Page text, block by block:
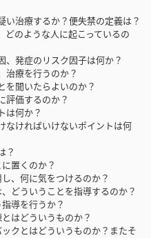
い治療するか？便失禁の定義は？
のような人に起こっているの
、発症のリスク因子は何か？
治療を行うのか？
を聞いたらよいのか？
評価するのか？
は何か？
なければいけないポイントは何
？
置くのか？
、何に気をつけるのか？
どういうことを指導するのか？
導を行うか？
はどういうものか？
クとはどういうものか？またそ